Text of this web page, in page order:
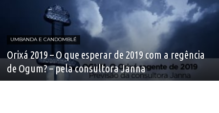
UMBANDA E CANDOMBLÉ
Orixá 2019 – O que esperar de 2019 com a regência
de Ogum? – pela consultora Janna